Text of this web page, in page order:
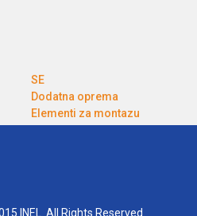
SE
Dodatna oprema
Elementi za montazu
INEL. All Rights Reserved.